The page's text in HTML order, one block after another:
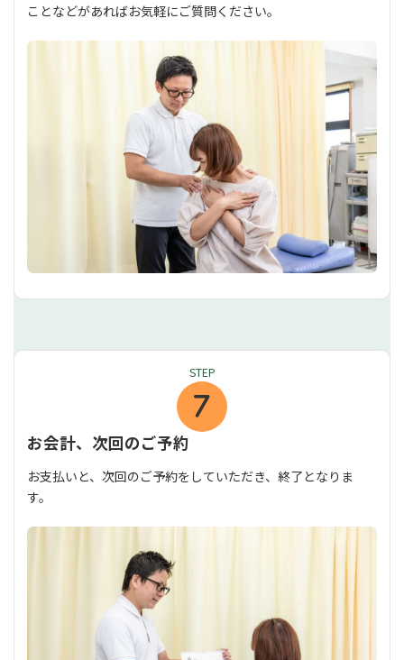
ことなどがあればお気軽にご質問ください。
STEP
お会計、次回のご予約
お支払いと、次回のご予約をしていただき、終了となりま
す。